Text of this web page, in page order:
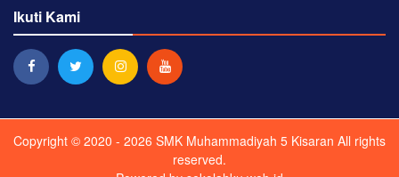
Ikuti Kami
Copyright © 2020 - 2026 SMK Muhammadiyah 5 Kisaran All rights
reserved.